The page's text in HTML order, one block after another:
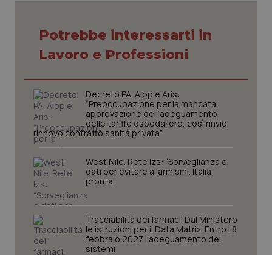
Potrebbe interessarti in
Lavoro e Professioni
Decreto PA. Aiop e Aris:
“Preoccupazione per la mancata
approvazione dell’adeguamento
delle tariffe ospedaliere, così rinvio
rinnovo contratto sanità privata”
West Nile. Rete Izs: “Sorveglianza e
dati per evitare allarmismi. Italia
pronta”
Tracciabilità dei farmaci. Dal Ministero
le istruzioni per il Data Matrix. Entro l’8
febbraio 2027 l’adeguamento dei
sistemi